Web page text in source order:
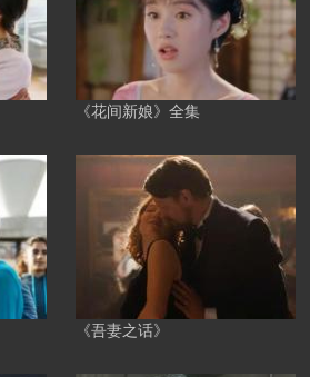
《花间新娘》全集
《吾妻之话》